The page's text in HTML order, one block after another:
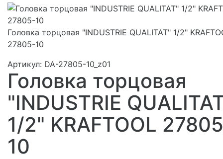
Головка торцовая "INDUSTRIE QUALITAT" 1/2"
27805-10
Артикул: DA-27805-10_z01
Головка торцовая
"INDUSTRIE
1/2" KRAFTOOL
10